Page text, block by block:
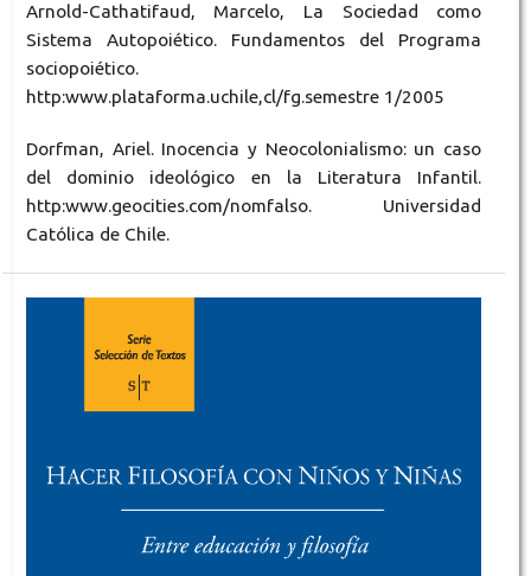
Arnold-Cathatifaud, Marcelo, La Sociedad como
Sistema Autopoiético. Fundamentos del Programa
sociopoiético.
http:www.plataforma.uchile,cl/fg.semestre 1/2005
Dorfman, Ariel. Inocencia y Neocolonialismo: un caso
del dominio ideológico en la Literatura Infantil.
http:www.geocities.com/nomfalso. Universidad
Católica de Chile.